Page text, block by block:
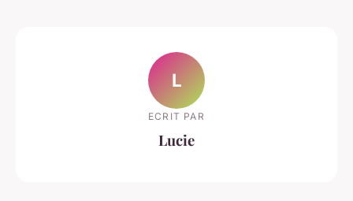
L
ECRIT PAR
Lucie